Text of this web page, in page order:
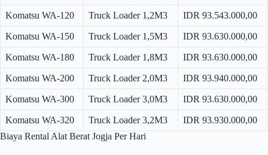
Komatsu WA-120 Truck Loader 1,2M3 IDR 93.543.000,00
Komatsu WA-150 Truck Loader 1,5M3 IDR 93.630.000,00
Komatsu WA-180 Truck Loader 1,8M3 IDR 93.630.000,00
Komatsu WA-200 Truck Loader 2,0M3 IDR 93.940.000,00
Komatsu WA-300 Truck Loader 3,0M3 IDR 93.630.000,00
Komatsu WA-320 Truck Loader 3,2M3
IDR 93.930.000,00
Biaya Rental Alat Berat Jogja Per Hari